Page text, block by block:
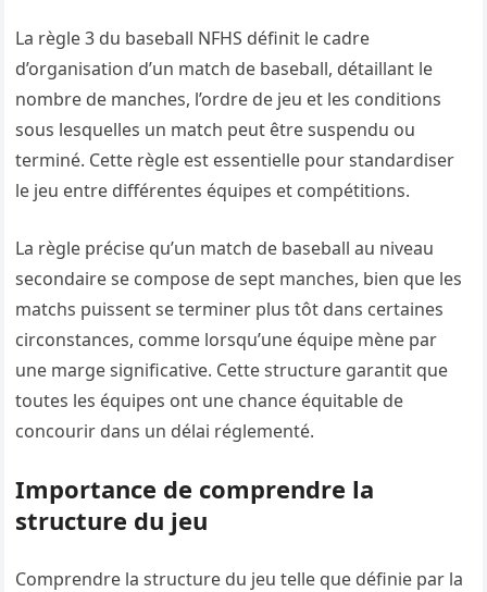
La règle 3 du baseball NFHS définit le cadre
d’organisation d’un match de baseball, détaillant le
nombre de manches, l’ordre de jeu et les conditions
sous lesquelles un match peut être suspendu ou
terminé. Cette règle est essentielle pour standardiser
le jeu entre différentes équipes et compétitions.
La règle précise qu’un match de baseball au niveau
secondaire se compose de sept manches, bien que les
matchs puissent se terminer plus tôt dans certaines
circonstances, comme lorsqu’une équipe mène par
une marge significative. Cette structure garantit que
toutes les équipes ont une chance équitable de
concourir dans un délai réglementé.
Importance de comprendre la
structure du jeu
Comprendre la structure du jeu telle que définie par la